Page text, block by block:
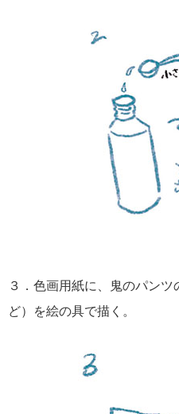
３．色画用紙に、鬼のパン
ど）を絵の具で描く。